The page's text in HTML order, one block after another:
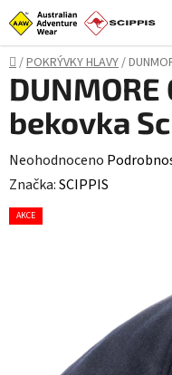
Přejít
na
obsah
Domů
/POKRÝVKY HLAVY/
bekovka
Průměrné
hodnocení
produktu
Neohodnoceno
Značka:SCIPPIS
AKCE